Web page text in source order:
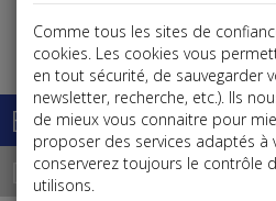
Base documentaire
Dépêches
Comme tous les sites de
cookies. Les cookies vous
en tout sécurité, de sauvegarder
newsletter, recherche, etc.). Ils
de mieux vous connaitre pour
proposer des services adaptés à
conserverez toujours le contrôle
utilisons.